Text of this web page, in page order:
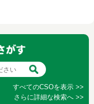
すべてのCSOを表示 >>
さらに詳細な検索へ >>